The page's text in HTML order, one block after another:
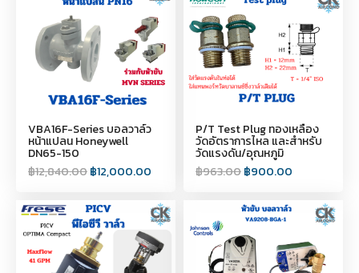
VBA16F-Series บอลวาล์ว
หน้าแปลน Honeywell
DN65-150
฿12,840.00฿12,000.00
P/T Test Plug ทองเหลือง
วัดอัตราการไหล และสำหรับ
วัดแรงดัน/อุณหภูมิ
฿963.00฿900.00